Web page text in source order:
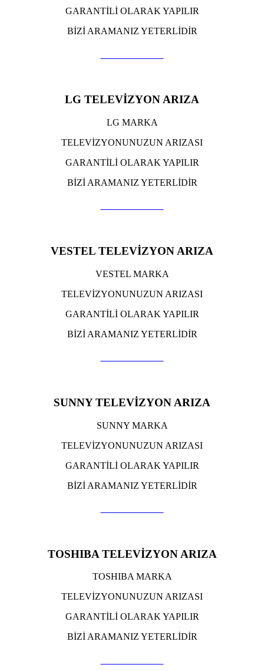
GARANTİLİ OLARAK YAPILIR
BİZİ ARAMANIZ YETERLİDİR
LG TELEVİZYON ARIZA
LG MARKA
TELEVİZYONUNUZUN ARIZASI
GARANTİLİ OLARAK YAPILIR
BİZİ ARAMANIZ YETERLİDİR
VESTEL TELEVİZYON ARIZA
VESTEL MARKA
TELEVİZYONUNUZUN ARIZASI
GARANTİLİ OLARAK YAPILIR
BİZİ ARAMANIZ YETERLİDİR
SUNNY TELEVİZYON ARIZA
SUNNY MARKA
TELEVİZYONUNUZUN ARIZASI
GARANTİLİ OLARAK YAPILIR
BİZİ ARAMANIZ YETERLİDİR
TOSHIBA TELEVİZYON ARIZA
TOSHIBA MARKA
TELEVİZYONUNUZUN ARIZASI
GARANTİLİ OLARAK YAPILIR
BİZİ ARAMANIZ YETERLİDİR